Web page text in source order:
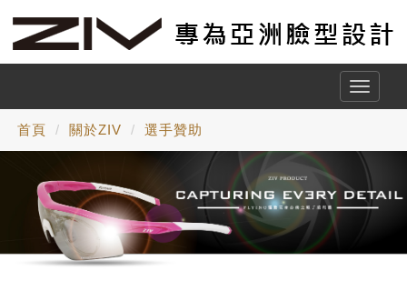
Toggle
首頁 關於ZIV 選手贊助